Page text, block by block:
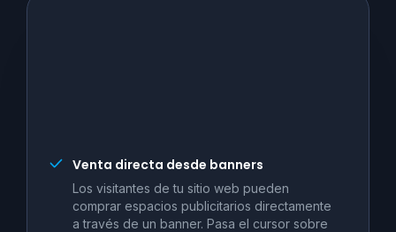
Venta directa desde banners
Los visitantes de tu sitio web pueden
comprar espacios publicitarios directamente
a través de un banner. Pasa el cursor sobre